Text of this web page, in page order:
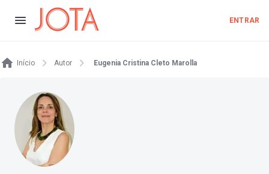
ENTRAR
Início Autor Eugenia Cristina Cleto Marolla